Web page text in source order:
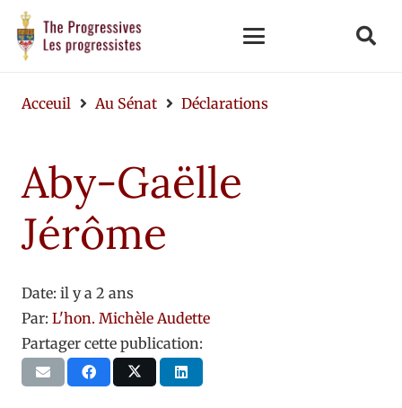
Acceuil Au Sénat Déclarations
Aby-Gaëlle
Jérôme
Date: il y a 2 ans
Par: L'hon. Michèle Audette
Partager cette publication: